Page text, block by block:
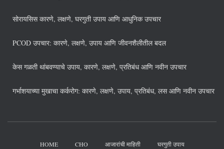
सोरायसिस कारणे, लक्षणे, घरगुती उपाय आणि आधुनिक उपचार
PCOD उपचार: कारणे, लक्षणे, उपाय आणि जीवनशैलीतील बदल
केस गळती थांबवण्याचे उपाय, कारणे, लक्षणे, प्रतिबंध आणि नवीन उपचार
गर्भाशयाच्या मुखाचा कर्करोग: कारणे, लक्षणे, उपाय, प्रतिबंध, लस आणि नवीन उपचार
HOME CHO आजारांची माहिती घरगुती उपाय